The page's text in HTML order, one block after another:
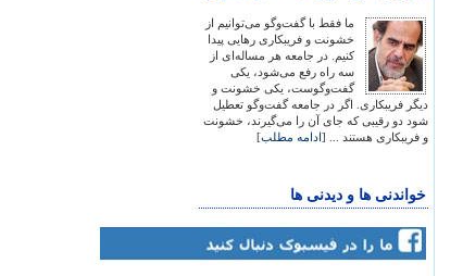
ما فقط با گفت‌وگو می‌توانیم از
خشونت و فریبکاری رهایی پیدا
کنیم. در جامعه هر مساله‌ای از
سه راه رفع می‌شود، یکی
گفت‌وگوست، یکی خشونت و
دیگر فریبکاری. اگر در جامعه گفت‌وگو تعطیل
شود دو رقیبی که جای آن را می‌گیرند، خشونت
و فریبکاری هستند ... [ادامه مطلب]
خواندنی ها و دیدنی ها